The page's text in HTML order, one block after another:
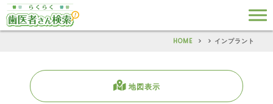
HOME インプラント
地図表示